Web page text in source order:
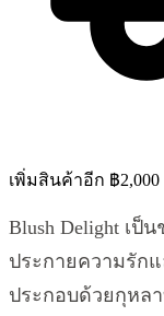
เพิ่มสินค้าอีก ฿
Blush Delight เป็
ประกายความรัก
ประกอบด้วยกุหล